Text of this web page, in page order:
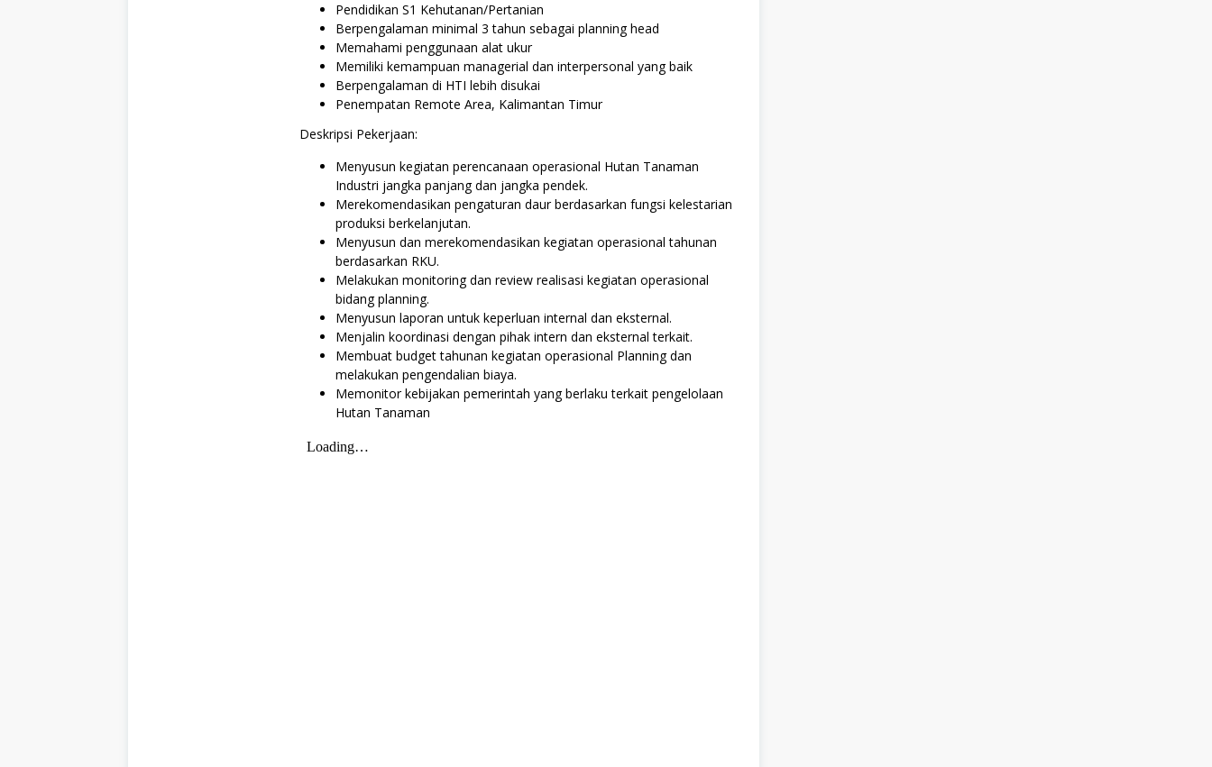
Pendidikan S1 Kehutanan/Pertanian
Berpengalaman minimal 3 tahun sebagai planning head
Memahami penggunaan alat ukur
Memiliki kemampuan managerial dan interpersonal yang baik
Berpengalaman di HTI lebih disukai
Penempatan Remote Area, Kalimantan Timur
Deskripsi Pekerjaan:
Menyusun kegiatan perencanaan operasional Hutan Tanaman
Industri jangka panjang dan jangka pendek.
Merekomendasikan pengaturan daur berdasarkan fungsi kelestarian
produksi berkelanjutan.
Menyusun dan merekomendasikan kegiatan operasional tahunan
berdasarkan RKU.
Melakukan monitoring dan review realisasi kegiatan operasional
bidang planning.
Menyusun laporan untuk keperluan internal dan eksternal.
Menjalin koordinasi dengan pihak intern dan eksternal terkait.
Membuat budget tahunan kegiatan operasional Planning dan
melakukan pengendalian biaya.
Memonitor kebijakan pemerintah yang berlaku terkait pengelolaan
Hutan Tanaman